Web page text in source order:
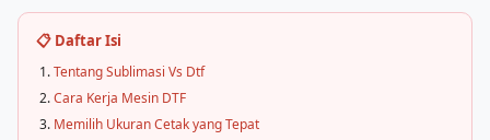
📋 Daftar Isi
Tentang Sublimasi Vs Dtf
Cara Kerja Mesin DTF
Memilih Ukuran Cetak yang Tepat